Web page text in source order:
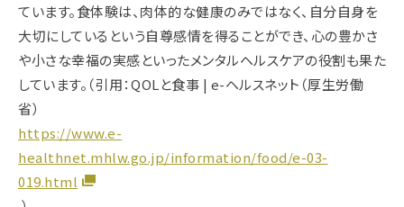
ています。食体験は、肉体的な健康のみではなく、自分自身を
大切にしているという自尊感情を得ることができ、心の豊かさ
や小さな幸福の実感といったメンタルヘルスケアの役割も果た
しています。（引用：QOLと食事 | e-ヘルスネット（厚生労働
省）
https://www.e-
healthnet.mhlw.go.jp/information/food/e-03-
019.html